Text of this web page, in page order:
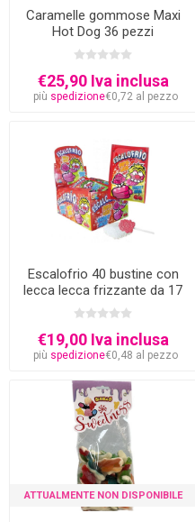
Caramelle gommose Maxi
Hot Dog 36 pezzi
€25,90 Iva inclusa
più spedizione€0,72 al pezzo
Escalofrio 40 bustine con
lecca lecca frizzante da 17
grammi
€19,00 Iva inclusa
più spedizione€0,48 al pezzo
ATTUALMENTE NON DISPONIBILE